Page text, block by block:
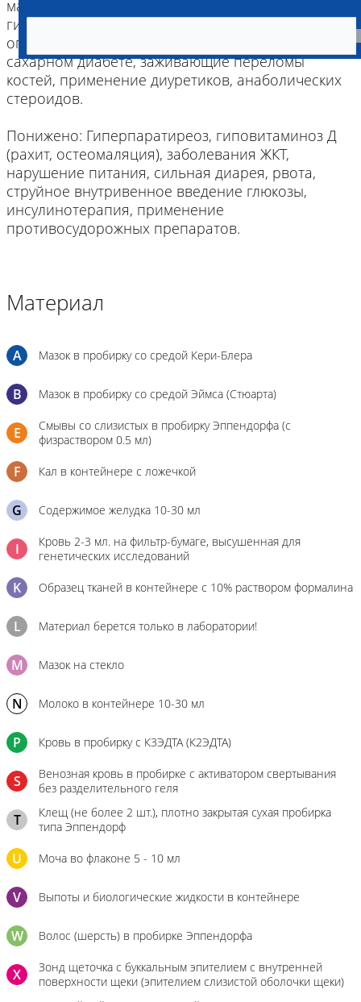
массивные гемотрансфузии,
гипопаратиреоидизм, Гипервитаминоз Д,
опухоли костей, лимфома, лейкоз, кетоз при
сахарном диабете, заживающие переломы
костей, применение диуретиков, анаболических
стероидов.
Понижено: Гиперпаратиреоз, гиповитаминоз Д
(рахит, остеомаляция), заболевания ЖКТ,
нарушение питания, сильная диарея, рвота,
струйное внутривенное введение глюкозы,
инсулинотерапия, применение
противосудорожных препаратов.
Материал
A Мазок в пробирку со средой Кери-Блера
B Мазок в пробирку со средой Эймса (Стюарта)
E
Смывы со слизистых в пробирку Эппендорфа (с
физраствором 0.5 мл)
F Кал в контейнере с ложечкой
G Содержимое желудка 10-30 мл
I
Кровь 2-3 мл. на фильтр-бумаге, высушенная для
генетических исследований
K Образец тканей в контейнере с 10% раствором формалина
L Материал берется только в лаборатории!
M Мазок на стекло
N Молоко в контейнере 10-30 мл
P Кровь в пробирку с К3ЭДТА (К2ЭДТА)
S
Венозная кровь в пробирке с активатором свертывания
без разделительного геля
T
Клещ (не более 2 шт.), плотно закрытая сухая пробирка
типа Эппендорф
U Моча во флаконе 5 - 10 мл
V Выпоты и биологические жидкости в контейнере
W Волос (шерсть) в пробирке Эппендорфа
X
Зонд щеточка с буккальным эпителием с внутренней
поверхности щеки (эпителием слизистой оболочки щеки)